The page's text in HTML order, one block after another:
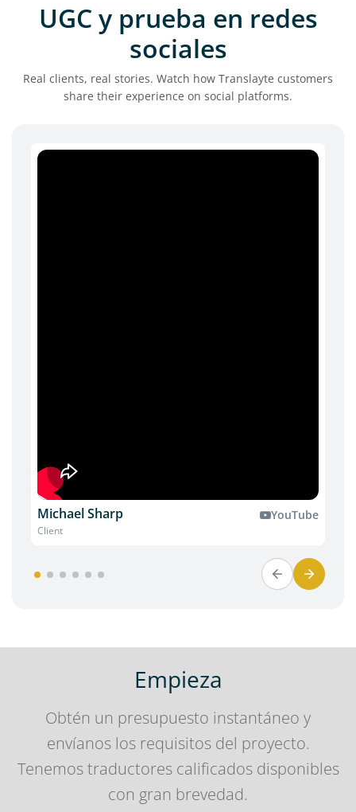
UGC y prueba en redes
sociales
Real clients, real stories. Watch how Translayte customers
share their experience on social platforms.
Michael Sharp
Client
YouTube
Empieza
Obtén un presupuesto instantáneo y
envíanos los requisitos del proyecto.
Tenemos traductores calificados disponibles
con gran brevedad.